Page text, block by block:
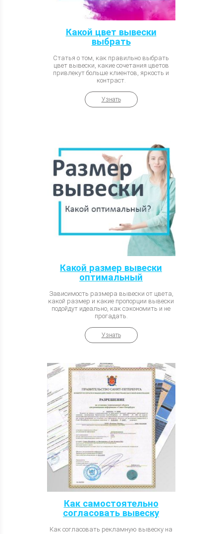
Какой цвет вывески
выбрать
Статья о том, как правильно выбрать
цвет вывески, какие сочетания цветов
привлекут больше клиентов, яркость и
контраст.
Узнать
Какой размер вывески
оптимальный
Зависимость размера вывески от цвета,
какой размер и какие пропорции вывески
подойдут идеально, как сэкономить и не
прогадать.
Узнать
Как самостоятельно
согласовать вывеску
Как согласовать рекламную вывеску на